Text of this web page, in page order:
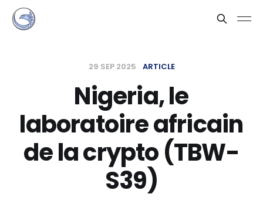
29 SEP 2025 ARTICLE
Nigeria, le
laboratoire africain
de la crypto (TBW-
S39)